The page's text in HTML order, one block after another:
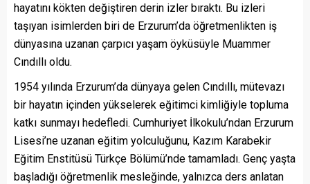
hayatını kökten değiştiren derin izler bıraktı. Bu izleri
taşıyan isimlerden biri de Erzurum’da öğretmenlikten iş
dünyasına uzanan çarpıcı yaşam öyküsüyle Muammer
Cındıllı oldu.
1954 yılında Erzurum’da dünyaya gelen Cındıllı, mütevazı
bir hayatın içinden yükselerek eğitimci kimliğiyle topluma
katkı sunmayı hedefledi. Cumhuriyet İlkokulu’ndan Erzurum
Lisesi’ne uzanan eğitim yolculuğunu, Kazım Karabekir
Eğitim Enstitüsü Türkçe Bölümü’nde tamamladı. Genç yaşta
başladığı öğretmenlik mesleğinde, yalnızca ders anlatan